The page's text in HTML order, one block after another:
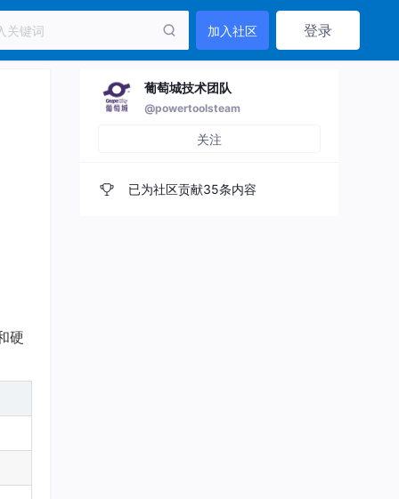
加入社区 登录
硬
葡萄城技术团队
@powertoolsteam
关注
已为社区贡献35条内容